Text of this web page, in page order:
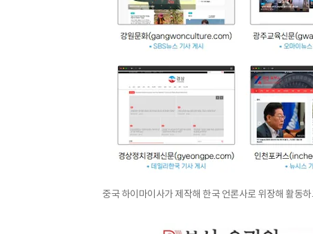
중국 하이마이사가 제작해 한국 언론사로 위장해 활동